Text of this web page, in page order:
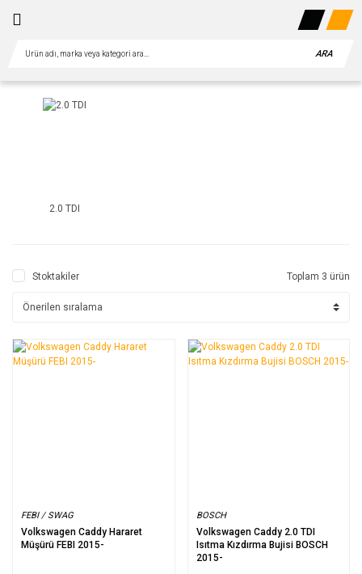
ARA
2.0 TDI
Stoktakiler Toplam 3 ürün
FEBI / SWAG
Volkswagen Caddy Hararet
Müşürü FEBI 2015-
BOSCH
Volkswagen Caddy 2.0 TDI
Isıtma Kızdırma Bujisi BOSCH
2015-